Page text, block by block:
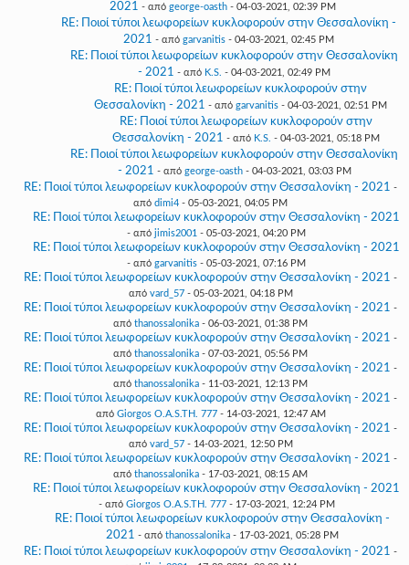
2021 - από george-oasth- 04-03-2021, 02:39 PM
RE: Ποιοί τύποι λεωφορείων κυκλοφορούν στην Θεσσαλονίκη -
2021 - από garvanitis- 04-03-2021, 02:45 PM
RE: Ποιοί τύποι λεωφορείων κυκλοφορούν στην Θεσσαλονίκη
- 2021 - από K.S. - 04-03-2021, 02:49 PM
RE: Ποιοί τύποι λεωφορείων κυκλοφορούν στην
Θεσσαλονίκη - 2021 - από garvanitis- 04-03-2021, 02:51 PM
RE: Ποιοί τύποι λεωφορείων κυκλοφορούν στην
Θεσσαλονίκη - 2021 - από K.S. - 04-03-2021, 05:18 PM
RE: Ποιοί τύποι λεωφορείων κυκλοφορούν στην Θεσσαλονίκη
- 2021 - από george-oasth- 04-03-2021, 03:03 PM
RE: Ποιοί τύποι λεωφορείων κυκλοφορούν στην Θεσσαλονίκη - 2021 -
από dimi4 - 05-03-2021, 04:05 PM
RE: Ποιοί τύποι λεωφορείων κυκλοφορούν στην Θεσσαλονίκη - 2021
- από jimis2001 - 05-03-2021, 04:20 PM
RE: Ποιοί τύποι λεωφορείων κυκλοφορούν στην Θεσσαλονίκη - 2021
- από garvanitis - 05-03-2021, 07:16 PM
RE: Ποιοί τύποι λεωφορείων κυκλοφορούν στην Θεσσαλονίκη - 2021 -
από vard_57- 05-03-2021, 04:18 PM
RE: Ποιοί τύποι λεωφορείων κυκλοφορούν στην Θεσσαλονίκη - 2021 -
από thanossalonika - 06-03-2021, 01:38 PM
RE: Ποιοί τύποι λεωφορείων κυκλοφορούν στην Θεσσαλονίκη - 2021 -
από thanossalonika - 07-03-2021, 05:56 PM
RE: Ποιοί τύποι λεωφορείων κυκλοφορούν στην Θεσσαλονίκη - 2021 -
από thanossalonika - 11-03-2021, 12:13 PM
RE: Ποιοί τύποι λεωφορείων κυκλοφορούν στην Θεσσαλονίκη - 2021 -
από Giorgos O.A.S.TH. 777- 14-03-2021, 12:47 AM
RE: Ποιοί τύποι λεωφορείων κυκλοφορούν στην Θεσσαλονίκη - 2021 -
από vard_57- 14-03-2021, 12:50 PM
RE: Ποιοί τύποι λεωφορείων κυκλοφορούν στην Θεσσαλονίκη - 2021 -
από thanossalonika - 17-03-2021, 08:15 AM
RE: Ποιοί τύποι λεωφορείων κυκλοφορούν στην Θεσσαλονίκη - 2021
- από Giorgos O.A.S.TH. 777- 17-03-2021, 12:24 PM
RE: Ποιοί τύποι λεωφορείων κυκλοφορούν στην Θεσσαλονίκη -
2021 - από thanossalonika - 17-03-2021, 05:28 PM
RE: Ποιοί τύποι λεωφορείων κυκλοφορούν στην Θεσσαλονίκη - 2021 -